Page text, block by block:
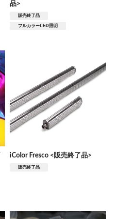
品>
販売終了品
フルカラーLED照明
iColor Fresco <販売終了品>
販売終了品